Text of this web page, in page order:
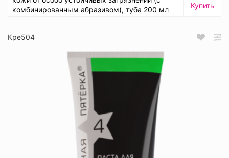
комбинированным абразивом), туба 200 мл
Купить
Кре504